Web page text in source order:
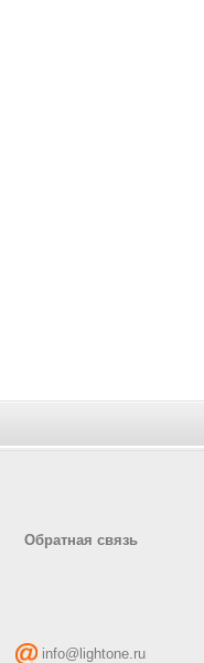
Обратная связь
info@lightone.ru